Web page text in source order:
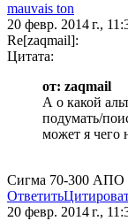
mauvais ton
20 февр. 2014 г.,
Re[zaqmail]:
Цитата:
от: zaqmail
А о какой
подумать/
может я чего
Сигма 70-300 АПО
Ответить
20 февр. 2014 г.,